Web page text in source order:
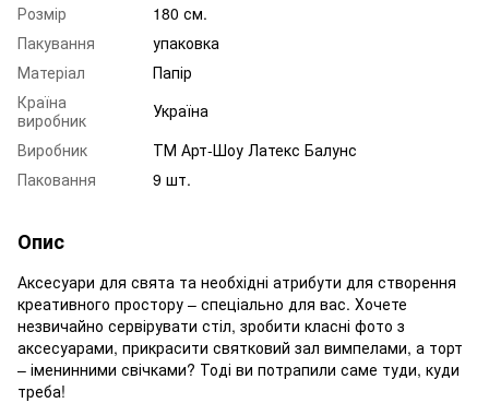
Розмір
180 см.
Пакування
упаковка
Матеріал
Папір
Країна
виробник
Україна
Виробник
ТМ Арт-Шоу Латекс Балунс
Паковання
9 шт.
Опис
Аксесуари для свята та необхідні атрибути для створення
креативного простору – спеціально для вас. Хочете
незвичайно сервірувати стіл, зробити класні фото з
аксесуарами, прикрасити святковий зал вимпелами, а торт
– іменинними свічками? Тоді ви потрапили саме туди, куди
треба!